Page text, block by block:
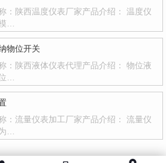
：陕西温度仪表厂家产品介绍： 温度仪
…
物位开关
：陕西液体仪表代理产品介绍： 物位液
…
：流量仪表加工厂家产品介绍： 流量仪
…